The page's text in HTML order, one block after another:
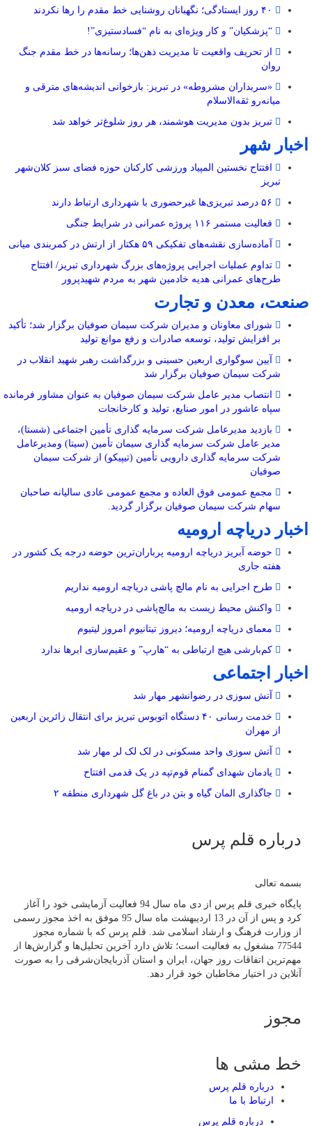
“پزشکیان” و کار ویژه‌ای به نام “فسادستیزی”!
از تحریف واقعیت تا مدیریت ذهن‌ها؛ رسانه‌ها در خط مقدم جنگ
روان
«سربداران مشروطه» در تبریز: بازخوانی اندیشه‌های مترقی و
میانه‌رو ثقه‌الاسلام
تبریز بدون مدیریت هوشمند، هر روز شلوغ‌تر خواهد شد
اخبار شهر
افتتاح نخستین المپیاد ورزشی کارکنان حوزه فضای سبز کلان‌شهر
تبریز
فعالیت مستمر ۱۱۶ پروژه عمرانی در شرایط جنگی
آماده‌سازی نقشه‌های تفکیکی ۵۹ هکتار از ارتش در کمربندی میانی
تداوم عملیات اجرایی پروژه‌های بزرگ شهرداری تبریز/ افتتاح
طرح‌های عمرانی هدیه خادمین شهر به مردم شهیدپرور
صنعت، معدن و تجارت
شورای معاونان و مدیران شرکت سیمان صوفیان برگزار شد؛ تأکید
بر افزایش تولید، توسعه صادرات و رفع موانع تولید
آیین سوگواری اربعین حسینی و بزرگداشت رهبر شهید انقلاب در
شرکت سیمان صوفیان برگزار شد
انتصاب مدیر عامل شرکت سیمان صوفیان به عنوان مشاور فرمانده
سپاه عاشور در امور صنایع، تولید و کارخانجات
بازدید مدیرعامل شرکت سرمایه گذاری تأمین اجتماعی (شستا)،
مدیر عامل شرکت سرمایه گذاری سیمان تأمین (سیتا) ومدیرعامل
شرکت سرمایه گذاری دارویی تأمین (تیپیکو) از شرکت سیمان
صوفیان
مجمع عمومی فوق العاده و مجمع عمومی عادی سالیانه صاحبان
سهام شرکت سیمان صوفیان برگزار گردید.
اخبار دریاچه ارومیه
حوضه آبریز دریاچه ارومیه پرباران‌ترین حوضه‌ درجه یک کشور در
هفته جاری
طرح اجرایی به نام مالچ پاشی دریاچه ارومیه نداریم
واکنش محیط زیست به مالچ‌پاشی در دریاچه ارومیه
معمای دریاچه ارومیه؛ دیروز تیتانیوم امروز لیتیوم
کم‌بارشی هیچ ارتباطی به “هارپ” و عقیم‌سازی ابرها ندارد
اخبار اجتماعی
آتش سوزی در رضوانشهر مهار شد
خدمت رسانی ۴۰ دستگاه اتوبوس تبریز برای انتقال زائرین اربعین
از مهران
آتش سوزی واحد مسکونی در لک لک لر مهار شد
یادمان شهدای گمنام قوم‌تپه در یک قدمی افتتاح
جاگذاری المان گیاه و بتن در باغ گل شهرداری منطقه ۲
درباره قلم پرس
بسمه تعالی
پایگاه خبری قلم پرس از دی ماه سال 94 فعالیت آزمایشی خود را آغاز
کرد و پس از آن در 13 اردیبهشت ماه سال 95 موفق به اخذ مجوز رسمی
از وزارت فرهنگ و ارشاد اسلامی شد. قلم پرس که با شماره مجوز
77544 مشغول به فعالیت است؛ تلاش دارد آخرین تحلیل‌ها و گزارش‌ها از
مهم‌ترین اتفاقات روز جهان، ایران و استان آذربایجان‌شرقی را به صورت
آنلاین در اختیار مخاطبان خود قرار دهد.
مجوز
خط مشی ها
درباره قلم پرس
ارتباط با ما
درباره قلم پرس